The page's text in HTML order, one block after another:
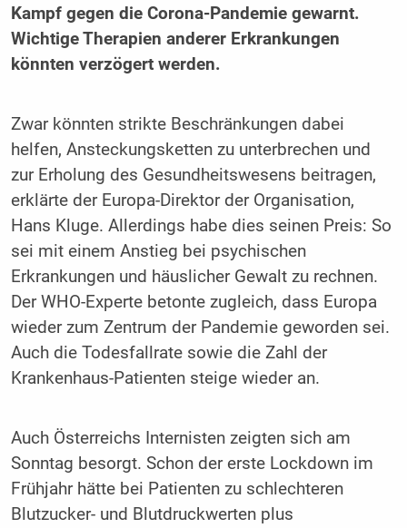
Kampf gegen die Corona-Pandemie gewarnt.
Wichtige Therapien anderer Erkrankungen
könnten verzögert werden.
Zwar könnten strikte Beschränkungen dabei
helfen, Ansteckungsketten zu unterbrechen und
zur Erholung des Gesundheitswesens beitragen,
erklärte der Europa-Direktor der Organisation,
Hans Kluge. Allerdings habe dies seinen Preis: So
sei mit einem Anstieg bei psychischen
Erkrankungen und häuslicher Gewalt zu rechnen.
Der WHO-Experte betonte zugleich, dass Europa
wieder zum Zentrum der Pandemie geworden sei.
Auch die Todesfallrate sowie die Zahl der
Krankenhaus-Patienten steige wieder an.
Auch Österreichs Internisten zeigten sich am
Sonntag besorgt. Schon der erste Lockdown im
Frühjahr hätte bei Patienten zu schlechteren
Blutzucker- und Blutdruckwerten plus